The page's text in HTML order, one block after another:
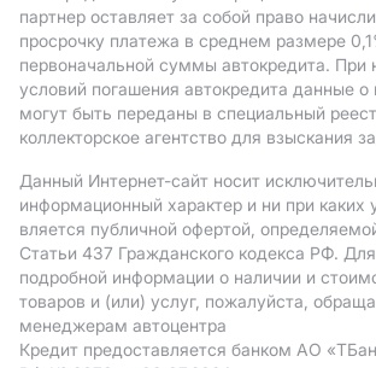
партнер оставляет за собой право
просрочку платежа в среднем размере
первоначальной суммы автокредита. При
условий погашения автокредита данные о
могут быть переданы в специальный
коллекторское агентство для взыскания
Данный Интернет-сайт носит
информационный характер и ни при каких
вляется публичной офертой,
Статьи 437 Гражданского кодекса РФ.
подробной информации о наличии и
товаров и (или) услуг, пожалуйста,
менеджерам автоцентра
Кредит предоставляется банком АO